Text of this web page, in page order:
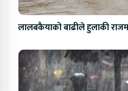
लालबकैयाको बाढीले हुलाकी